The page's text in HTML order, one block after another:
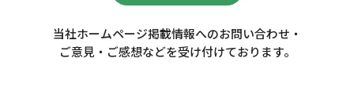
当社ホームページ掲載情報へのお問い合わせ・
ご意見・ご感想などを受け付けております。